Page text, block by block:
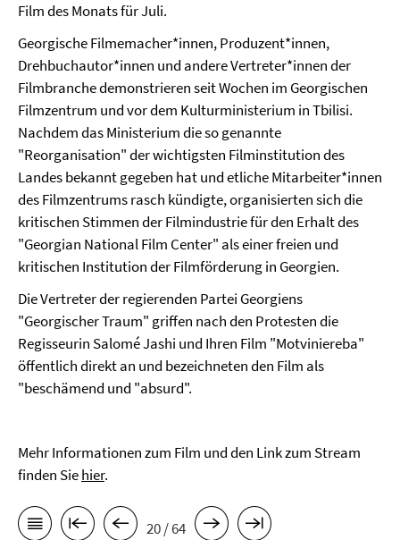
Film des Monats für Juli.
Georgische Filmemacher*innen, Produzent*innen,
Drehbuchautor*innen und andere Vertreter*innen der
Filmbranche demonstrieren seit Wochen im Georgischen
Filmzentrum und vor dem Kulturministerium in Tbilisi.
Nachdem das Ministerium die so genannte
"Reorganisation" der wichtigsten Filminstitution des
Landes bekannt gegeben hat und etliche Mitarbeiter*innen
des Filmzentrums rasch kündigte, organisierten sich die
kritischen Stimmen der Filmindustrie für den Erhalt des
"Georgian National Film Center" als einer freien und
kritischen Institution der Filmförderung in Georgien.
Die Vertreter der regierenden Partei Georgiens
"Georgischer Traum" griffen nach den Protesten die
Regisseurin Salomé Jashi und Ihren Film "Motviniereba"
öffentlich direkt an und bezeichneten den Film als
"beschämend und "absurd".
Mehr Informationen zum Film und den Link zum Stream
finden Siehier.
20 / 64